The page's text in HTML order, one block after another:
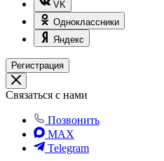
VK
Одноклассники
Яндекс
Регистрация
Связаться с нами
Позвонить
MAX
Telegram